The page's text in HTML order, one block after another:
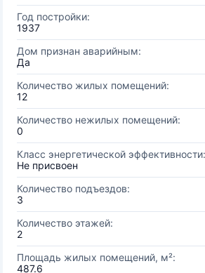
Год постройки:
1937
Дом признан аварийным:
Да
Количество жилых помещений:
12
Количество нежилых помещений:
0
Класс энергетической эффективности:
Не присвоен
Количество подъездов:
3
Количество этажей:
2
Площадь жилых помещений, м²:
487.6